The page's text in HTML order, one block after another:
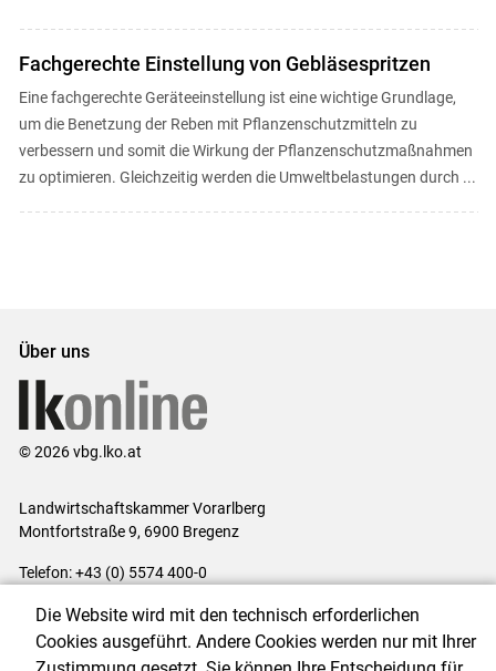
Fachgerechte Einstellung von Gebläsespritzen
Eine fachgerechte Geräteeinstellung ist eine wichtige Grundlage,
um die Benetzung der Reben mit Pflanzenschutzmitteln zu
verbessern und somit die Wirkung der Pflanzenschutzmaßnahmen
zu optimieren. Gleichzeitig werden die Umweltbelastungen durch ...
Über uns
© 2026 vbg.lko.at
Landwirtschaftskammer Vorarlberg
Montfortstraße 9, 6900 Bregenz
Telefon: +43 (0) 5574 400-0
Impressum|Kontakt|Datenschutzerklärung|Barrierefreiheit|
Cookie-Einstellungen
Die Website wird mit den technisch erforderlichen
Cookies ausgeführt. Andere Cookies werden nur mit Ihrer